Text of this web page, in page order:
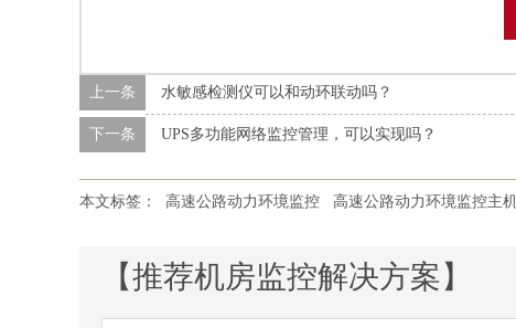
上一条 水敏感检测仪可以和动环联动吗？
下一条 UPS多功能网络监控管理，可以实现吗？
本文标签： 高速公路动力环境监控 高速公路动力环境监控主
【推荐机房监控解决方案】